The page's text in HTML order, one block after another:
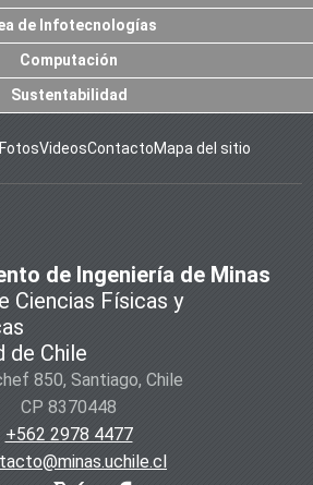
de Infotecnologías
Computación
Sustentabilidad
FotosVideosContactoMapa del sitio
de Ingeniería de Minas
Ciencias Físicas y
de Chile
850, Santiago, Chile
CP 8370448
+562 2978 4477